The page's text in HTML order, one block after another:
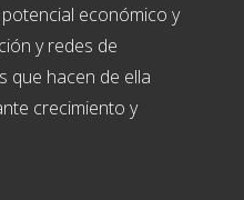
económico y
y redes de
que hacen de ella
crecimiento y